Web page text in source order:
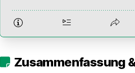
Zusammenfassung